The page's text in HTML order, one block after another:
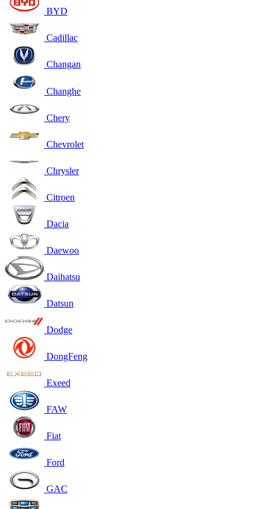
BYD
Cadillac
Changan
Changhe
Chery
Chevrolet
Chrysler
Citroen
Dacia
Daewoo
Daihatsu
Datsun
Dodge
DongFeng
Exeed
FAW
Fiat
Ford
GAC